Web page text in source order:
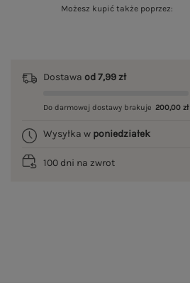
Możesz kupić także poprzez:
Dostawaod 7,99 zł
Do darmowej dostawy brakuje 200,00 zł
Wysyłka w poniedziałek
100 dni na zwrot